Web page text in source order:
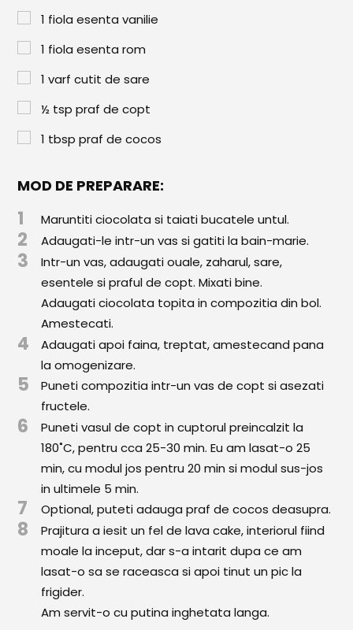
Aluaturi Sărate
Pizza
Rețete cu Carne
Rețete Vegetariene
Salate
Sandwichuri și Wraps
Supe și Ciorbe
Rețete Video
Comunitatea
iCooking
Librărie
Adaugă o rețetă
Cum adăugăm o rețetă
Regulament de postare
CONCURS
1 fiola esenta vanilie
1 fiola esenta rom
1 varf cutit de sare
½ tsp praf de copt
1 tbsp praf de cocos
MOD DE PREPARARE:
1 Maruntiti ciocolata si taiati bucatele untul.
2 Adaugati-le intr-un vas si gatiti la bain-marie.
3
Intr-un vas, adaugati ouale, zaharul, sare,
esentele si praful de copt. Mixati bine.
Adaugati ciocolata topita in compozitia din bol.
Amestecati.
4
Adaugati apoi faina, treptat, amestecand pana
la omogenizare.
5
Puneti compozitia intr-un vas de copt si asezati
fructele.
6
Puneti vasul de copt in cuptorul preincalzit la
180˚C, pentru cca 25-30 min. Eu am lasat-o 25
min, cu modul jos pentru 20 min si modul sus-jos
in ultimele 5 min.
7 Optional, puteti adauga praf de cocos deasupra.
8
Prajitura a iesit un fel de lava cake, interiorul fiind
moale la inceput, dar s-a intarit dupa ce am
lasat-o sa se raceasca si apoi tinut un pic la
frigider.
Am servit-o cu putina inghetata langa.